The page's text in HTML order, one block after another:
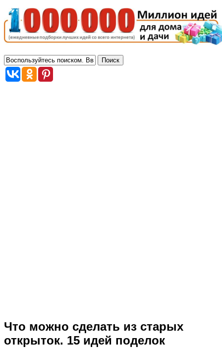
Что можно сделать из старых
открыток. 15 идей поделок